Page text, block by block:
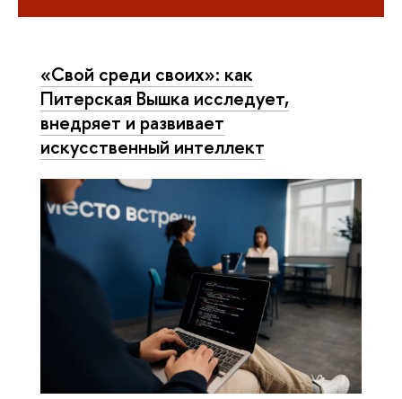
«Свой среди своих»: как
Питерская Вышка исследует,
внедряет и развивает
искусственный интеллект